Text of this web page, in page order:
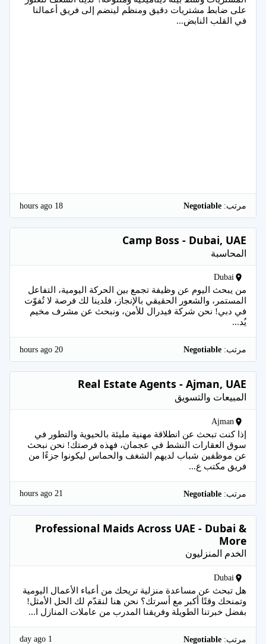
على ضابط مشتريات دقيق ومنظم لينضم إلى فريق أعمالنا
في القلب النابض...
مرتب: 18 hours ago
Camp Boss - Dubai, UAE
المحاسبة
Dubai
من يبحث اليوم عن وظيفة تجمع بين الحركة اليومية، التفاعل
المستمر، والشعور الحقيقي بالإنجاز، فلدينا لك فرصة لا تُفوّت
في دبي! نحن شركة فيدرال للأمن، ونبحث عن مشرف مخيم
يُد...
مرتب: 20 hours ago
Real Estate Agents - Ajman, UAE
المبيعات والتسويق
Ajman
إذا كنت تبحث عن انطلاقة مهنية مليئة بالحيوية والتطور في
سوق العقارات النشط في عجمان، فهذه فرصتك! نحن نبحث
عن موظفين شباب لديهم الشغف والحماس ليكونوا جزءًا من
فريق مكتب ع...
مرتب: 21 hours ago
Professional Maids Across UAE - Dubai &
More
الخدم المنزليون
Dubai
هل تبحث عن مساعدة منزلية تريحك من أعباء الأعمال اليومية
وتمنحك وقتًا أكبر مع أسرتك؟ نحن هنا لنقدّم لك الحل الأمثل!
بفضل خبرتنا الطويلة وفريقنا المدرب من عاملات المنازل ا...
مرتب: 1 day ago